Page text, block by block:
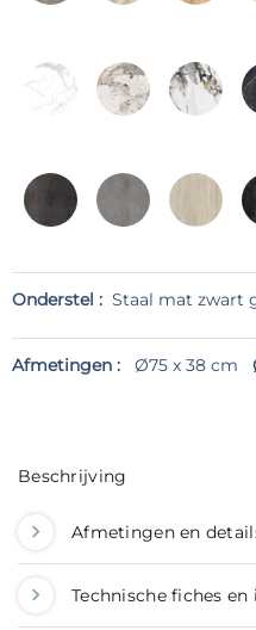
Onderstel : Staal mat zwart
Afmetingen : Ø75 x 38 cm
Beschrijving
Afmetingen en
Technische fiches